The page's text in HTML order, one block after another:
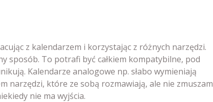
z kalendarzem i korzystając z różnych narzędzi.
sposób. To potrafi być całkiem kompatybilne, pod
Kalendarze analogowe np. słabo wymieniają
narzędzi, które ze sobą rozmawiają, ale nie zmuszam
nie ma wyjścia.